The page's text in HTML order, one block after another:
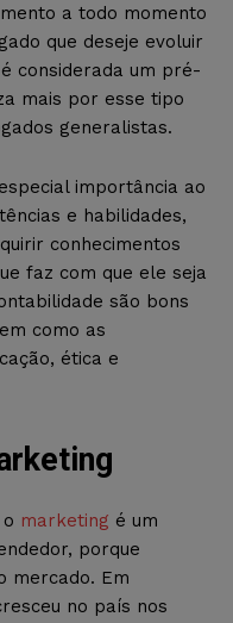
a todo momento
que deseje evoluir
considerada um pré-
mais por esse tipo
generalistas.
importância ao
e habilidades,
conhecimentos
faz com que ele seja
são bons
como as
ética e
marketing é um
porque
mercado. Em
no país nos